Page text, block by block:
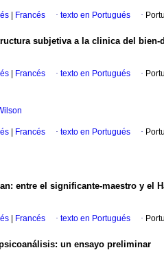
Francés · texto en Portugués ·
subjetiva a la clinica del bien-
Francés · texto en Portugués ·
Francés · texto en Portugués ·
: entre el significante-maestro y el
Francés · texto en Portugués ·
: un ensayo preliminar